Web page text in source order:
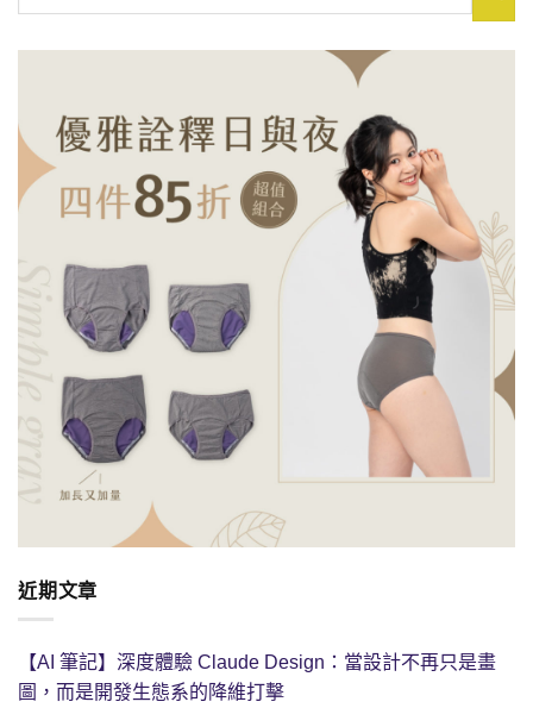
近期文章
【AI 筆記】深度體驗 Claude Design：當設計不再只是畫
圖，而是開發生態系的降維打擊